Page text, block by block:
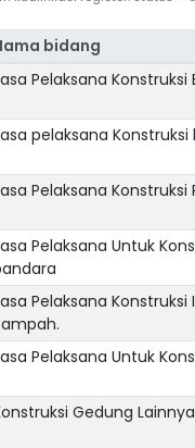
bidang
Pelaksana
pelaksana
Pelaksana
Pelaksana Untuk
Pelaksana
Pelaksana Untuk
Gedung Lainnya